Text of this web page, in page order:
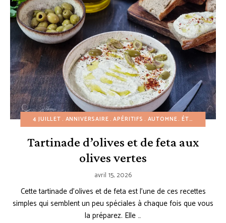
4 JUILLET ANNIVERSAIRE APÉRITIFS AUTOMNE ÉTÉ HIVER
Tartinade d’olives et de feta aux
olives vertes
avril 15, 2026
Cette tartinade d’olives et de feta est l’une de ces recettes
simples qui semblent un peu spéciales à chaque fois que vous
la préparez. Elle …